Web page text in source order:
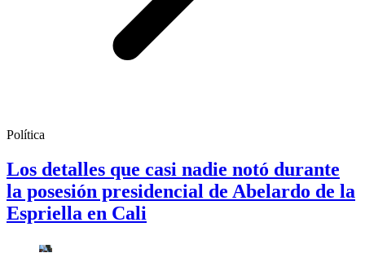
Política
Los detalles que casi nadie notó durante
la posesión presidencial de Abelardo de la
Espriella en Cali